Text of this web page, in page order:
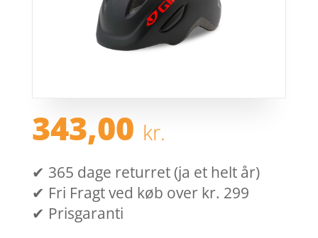
343,00 kr.
✔ 365 dage returret (ja et helt år)
✔ Fri Fragt ved køb over kr. 299
✔ Prisgaranti